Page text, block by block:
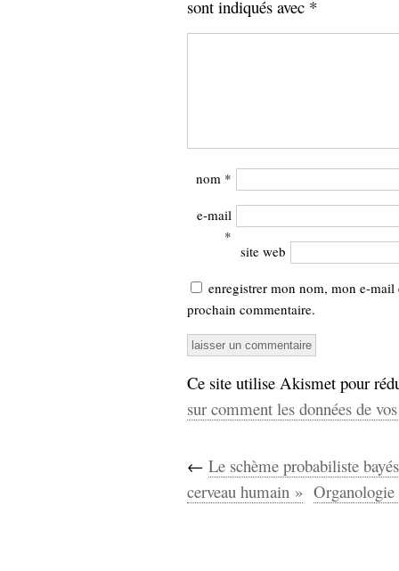
sont indiqués avec *
nom *
e-mail
*
site web
enregistrer mon nom, mon e-
prochain commentaire.
Ce site utilise Akismet pour
sur comment les données de
← Le schème probabiliste
cerveau humain »